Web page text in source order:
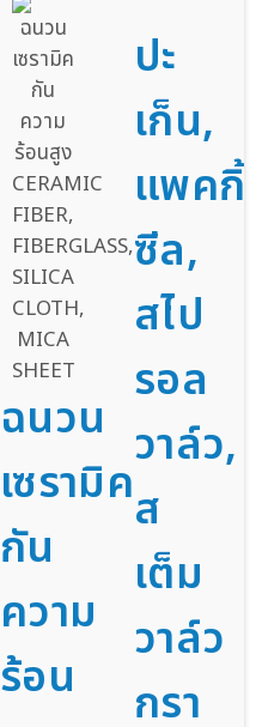
ฉนวน
เซรามิค
กัน
ความ
ร้อน
ปะ
เก็น,
แพคกิ้
ซีล,
สไป
รอล
วาล์ว,
ส
เต็ม
วาล์ว
กรา